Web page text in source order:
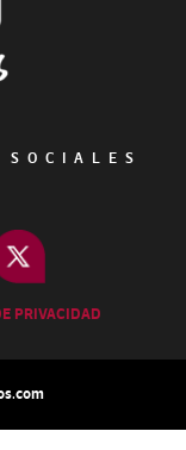
PRIVACIDAD